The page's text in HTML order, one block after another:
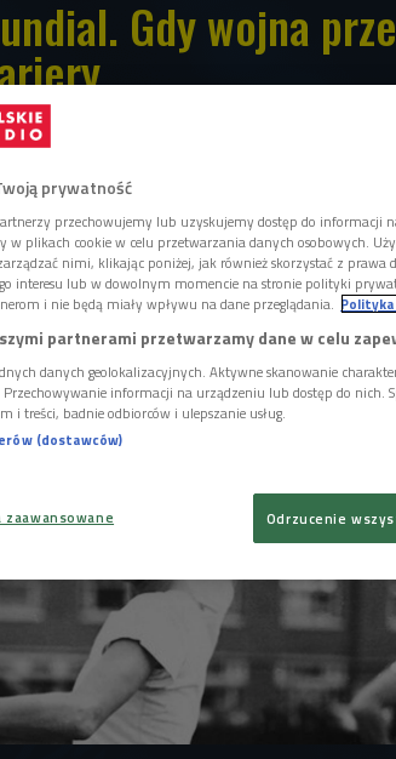
Gdy wojna
piłka w grze, a my
polskich sportowców
Polsce. Janusz
Walasiewiczówna to
prywatność
przechowujemy lub uzyskujemy dostęp do informacji
w plikach cookie w celu przetwarzania danych osobowych.
nimi, klikając poniżej, jak również skorzystać z prawa
interesu lub w dowolnym momencie na stronie polityki
i nie będą miały wpływu na dane przeglądania.
partnerami przetwarzamy dane w celu
danych geolokalizacyjnych. Aktywne skanowanie
informacji na urządzeniu lub dostęp do nich.
i treści, badnie odbiorców i ulepszanie usług.
(dostawców)
Odrzucenie